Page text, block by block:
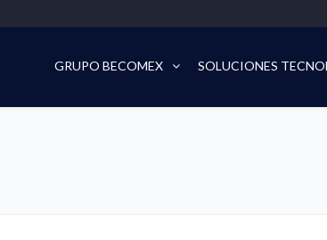
GRUPO BECOMEX SOLUCIONES